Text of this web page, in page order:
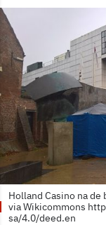
Holland Casino na de
via Wikicommons
sa/4.0/deed.en